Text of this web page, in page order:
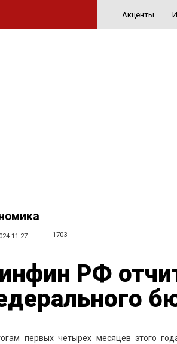
Акценты
11:27 1703
РФ
первых четырех месяцев этого